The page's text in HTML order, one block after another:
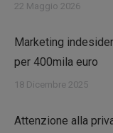
22 Maggio 2026
Marketing
per 400mila euro
18 Dicembre 2025
Attenzione alla